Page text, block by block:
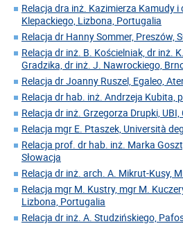
Relacja dra inż. Kazimierza Kamudy i
Klepackiego, Lizbona, Portugalia
Relacja dr Hanny Sommer, Preszów,
Relacja dr inż. B. Kościelniak, dr inż.
Gradzika, dr inż. J. Nawrockiego,
Relacja dr Joanny Ruszel, Egaleo,
Relacja dr hab. inż. Andrzeja Kubita,
Relacja dr inż. Grzegorza Drupki,
Relacja mgr E. Ptaszek, Università
Relacja prof. dr hab. inż. Marka
Słowacja
Relacja dr inż. arch. A. Mikrut-Kusy,
Relacja mgr M. Kustry, mgr M.
Lizbona, Portugalia
Relacja dr inż. A. Studzińskiego,